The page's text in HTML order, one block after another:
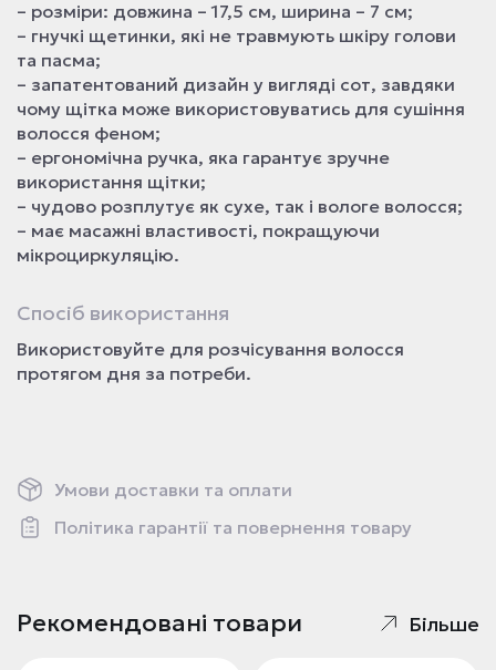
– розміри: довжина – 17,5 см, ширина – 7 см;
– гнучкі щетинки, які не травмують шкіру голови
та пасма;
– запатентований дизайн у вигляді сот, завдяки
чому щітка може використовуватись для сушіння
волосся феном;
– ергономічна ручка, яка гарантує зручне
використання щітки;
– чудово розплутує як сухе, так і вологе волосся;
– має масажні властивості, покращуючи
мікроциркуляцію.
Спосіб використання
Використовуйте для розчісування волосся
протягом дня за потреби.
Умови доставки та оплати
Політика гарантії та повернення товару
Рекомендовані товари Більше